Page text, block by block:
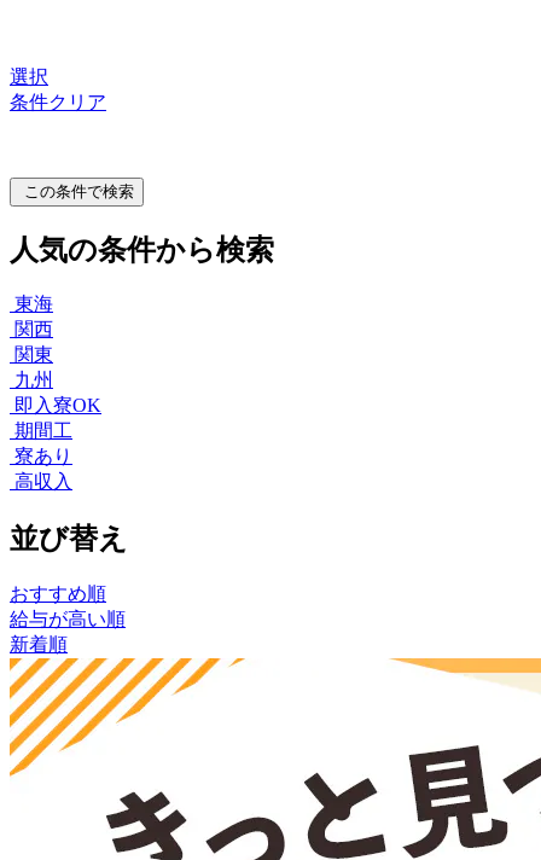
選択
条件クリア
この条件で検索
人気の条件から検索
東海
関西
関東
九州
即入寮OK
期間工
寮あり
高収入
並び替え
おすすめ順
給与が高い順
新着順